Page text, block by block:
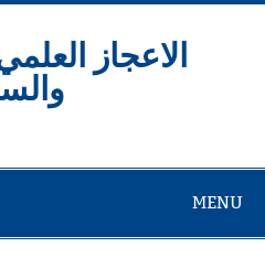
Skip
الاعجاز
MENU